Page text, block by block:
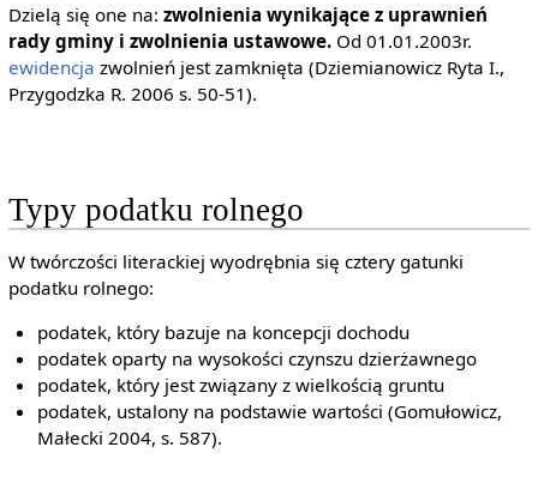
Dzielą się one na: zwolnienia wynikające z uprawnień
rady gminy i zwolnienia ustawowe.Od 01.01.2003r.
ewidencja zwolnień jest zamknięta (Dziemianowicz Ryta I.,
Przygodzka R. 2006 s. 50-51).
Typy podatku rolnego
W twórczości literackiej wyodrębnia się cztery gatunki
podatku rolnego:
podatek, który bazuje na koncepcji dochodu
podatek oparty na wysokości czynszu dzierżawnego
podatek, który jest związany z wielkością gruntu
podatek, ustalony na podstawie wartości (Gomułowicz,
Małecki 2004, s. 587).